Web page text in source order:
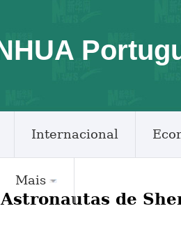
Internacional
Mais
de